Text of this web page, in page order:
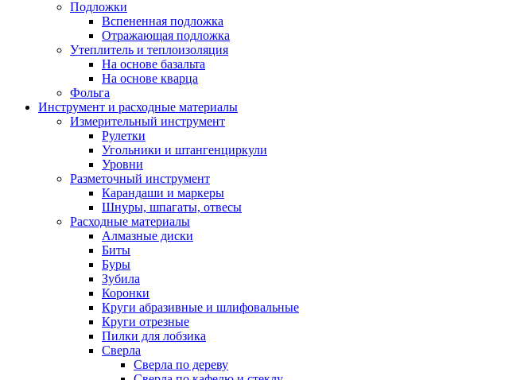
Подложки
Вспененная подложка
Отражающая подложка
Утеплитель и теплоизоляция
На основе базальта
На основе кварца
Фольга
Инструмент и расходные материалы
Измерительный инструмент
Рулетки
Угольники и штангенциркули
Уровни
Разметочный инструмент
Карандаши и маркеры
Шнуры, шпагаты, отвесы
Расходные материалы
Алмазные диски
Биты
Буры
Зубила
Коронки
Круги абразивные и шлифовальные
Круги отрезные
Пилки для лобзика
Сверла
Сверла по дереву